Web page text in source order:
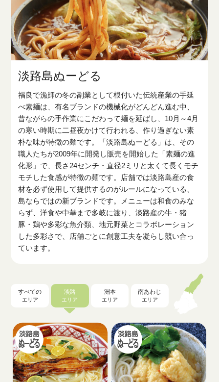
淡路島ぬーどる
福良で漁師の冬の副業として根付いた伝統産業の手延
べ素麺は、有名ブランドの機械化がどんどん進む中、
昔ながらの手作業にこだわって麺を延ばし、10月～4月
の寒い時期に二昼夜かけて行われる、作り過ぎない素
朴な味が特徴の麺です。「淡路島ぬーどる」は、その
職人たちが2009年に開発し販売を開始した「素麺の進
化形」で、長さ24センチ・直径2ミリと太くて長くモチ
モチした食感が特徴の麺です。店舗では淡路島産の食
材を必ず使用して提供するのがルールになっている、
島ならではの新ブランドです。メニューは和食のみな
らず、洋食や中華まで多岐に渡り、淡路産の牛・猪
豚・鶏や多彩な魚介類、地元野菜とコラボレーション
した多彩さで、店舗ごとに創意工夫を凝らし競い合っ
ています。
すべての
エリア
淡路
エリア
洲本
エリア
南あわじ
エリア